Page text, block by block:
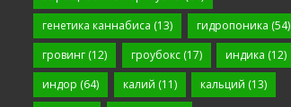
генетика каннабиса (13) гидропоника (54)
гровинг (12) гроубокс(17) индика (12)
индор (64) калий (11) кальций (13)